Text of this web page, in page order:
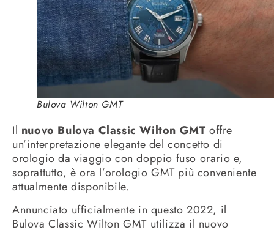
Bulova Wilton GMT
Il nuovo Bulova Classic Wilton GMT offre
un’interpretazione elegante del concetto di
orologio da viaggio con doppio fuso orario e,
soprattutto, è ora l’orologio GMT più conveniente
attualmente disponibile.
Annunciato ufficialmente in questo 2022, il
Bulova Classic Wilton GMT utilizza il nuovo